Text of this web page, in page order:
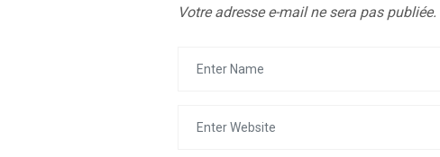
Votre adresse e-mail ne sera pas publiée.